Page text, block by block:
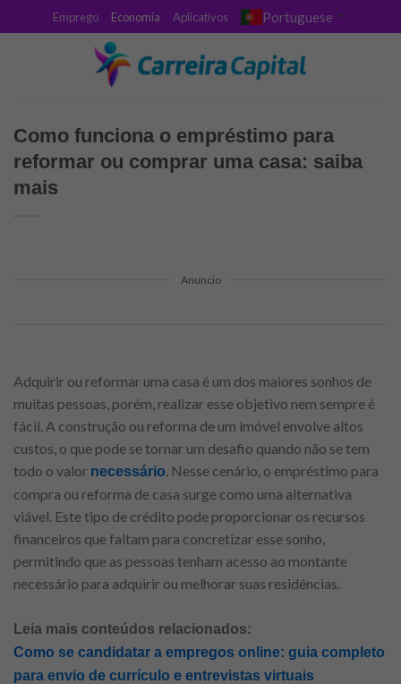
to
Emprego Economia Aplicativos Portuguese ▼
Como funciona o empréstimo para
reformar ou comprar uma casa: saiba
mais
Anuncio
Adquirir ou reformar uma casa é um dos maiores sonhos de
muitas pessoas, porém, realizar esse objetivo nem sempre é
fácil. A construção ou reforma de um imóvel envolve altos
custos, o que pode se tornar um desafio quando não se tem
todo o valor necessário. Nesse cenário, o empréstimo para
compra ou reforma de casa surge como uma alternativa
viável. Este tipo de crédito pode proporcionar os recursos
financeiros que faltam para concretizar esse sonho,
permitindo que as pessoas tenham acesso ao montante
necessário para adquirir ou melhorar suas residências.
Leia mais conteúdos relacionados:
Como se candidatar a empregos online: guia completo
para envio de currículo e entrevistas virtuais